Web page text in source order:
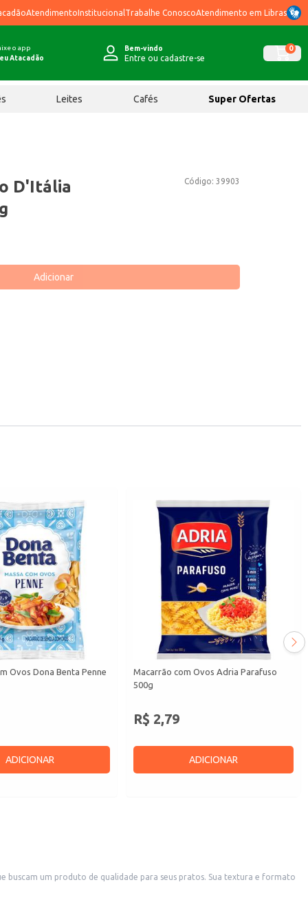
AtendimentoInstitucional Trabalhe ConoscoAtendimento em Libras
o app
Atacadão
Bem-vindo
Entre ou cadastre-se
0
Leites Cafés Super Ofertas
Código: 39903
D'Itália
Adicionar
Ovos Dona Benta Penne
ADICIONAR
Macarrão com Ovos Adria Parafuso
500g
R$ 2,79
ADICIONAR
de qualidade para seus pratos. Sua textura e formato